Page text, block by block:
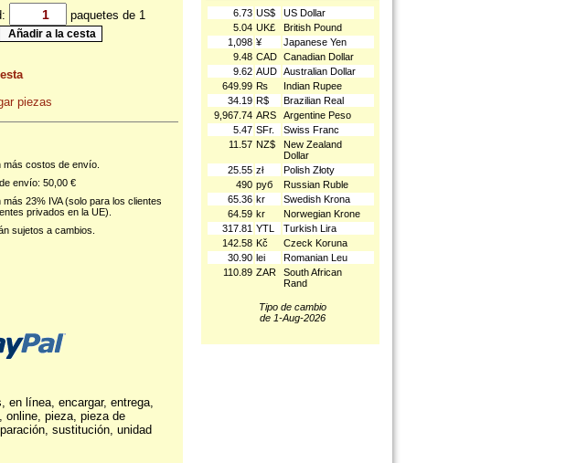
paquetes de 1
piezas
costos de envío.
envío: 50,00 €
23% IVA (solo para los clientes
privados en la UE).
sujetos a cambios.
en línea, encargar, entrega,
online, pieza, pieza de
sustitución, unidad
6.73 US$
US Dollar
5.04 UK£
British Pound
1,098 ¥
Japanese Yen
9.48 CAD Canadian Dollar
9.62 AUD Australian Dollar
649.99 ₨
Indian Rupee
34.19 R$
Brazilian Real
9,967.74 ARS
Argentine Peso
5.47 SFr.
Swiss Franc
11.57 NZ$
New Zealand
Dollar
25.55 zł
Polish Złoty
490 руб
Russian Ruble
65.36 kr
Swedish Krona
64.59 kr
Norwegian Krone
317.81 YTL
Turkish Lira
142.58 Kč
Czeck Koruna
30.90 lei
Romanian Leu
110.89 ZAR
South African
Rand
Tipo de cambio
de 1-Aug-2026